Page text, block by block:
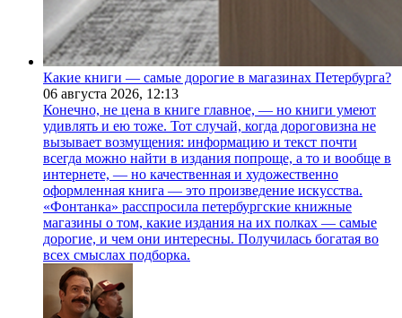
Какие книги — самые дорогие в магазинах Петербурга?
06 августа 2026, 12:13
Конечно, не цена в книге главное, — но книги умеют
удивлять и ею тоже. Тот случай, когда дороговизна не
вызывает возмущения: информацию и текст почти
всегда можно найти в издания попроще, а то и вообще в
интернете, — но качественная и художественно
оформленная книга — это произведение искусства.
«Фонтанка» расспросила петербургские книжные
магазины о том, какие издания на их полках — самые
дорогие, и чем они интересны. Получилась богатая во
всех смыслах подборка.